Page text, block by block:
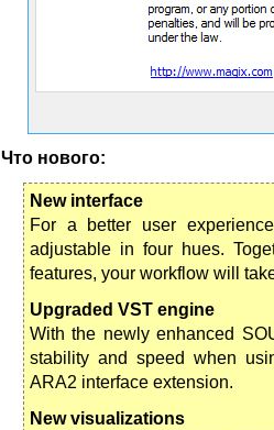
Что нового:
New interface
For a better user
adjustable in four hues.
features, your workflow will
Upgraded VST engine
With the newly enhanced
stability and speed when
ARA2 interface extension.
New visualizations